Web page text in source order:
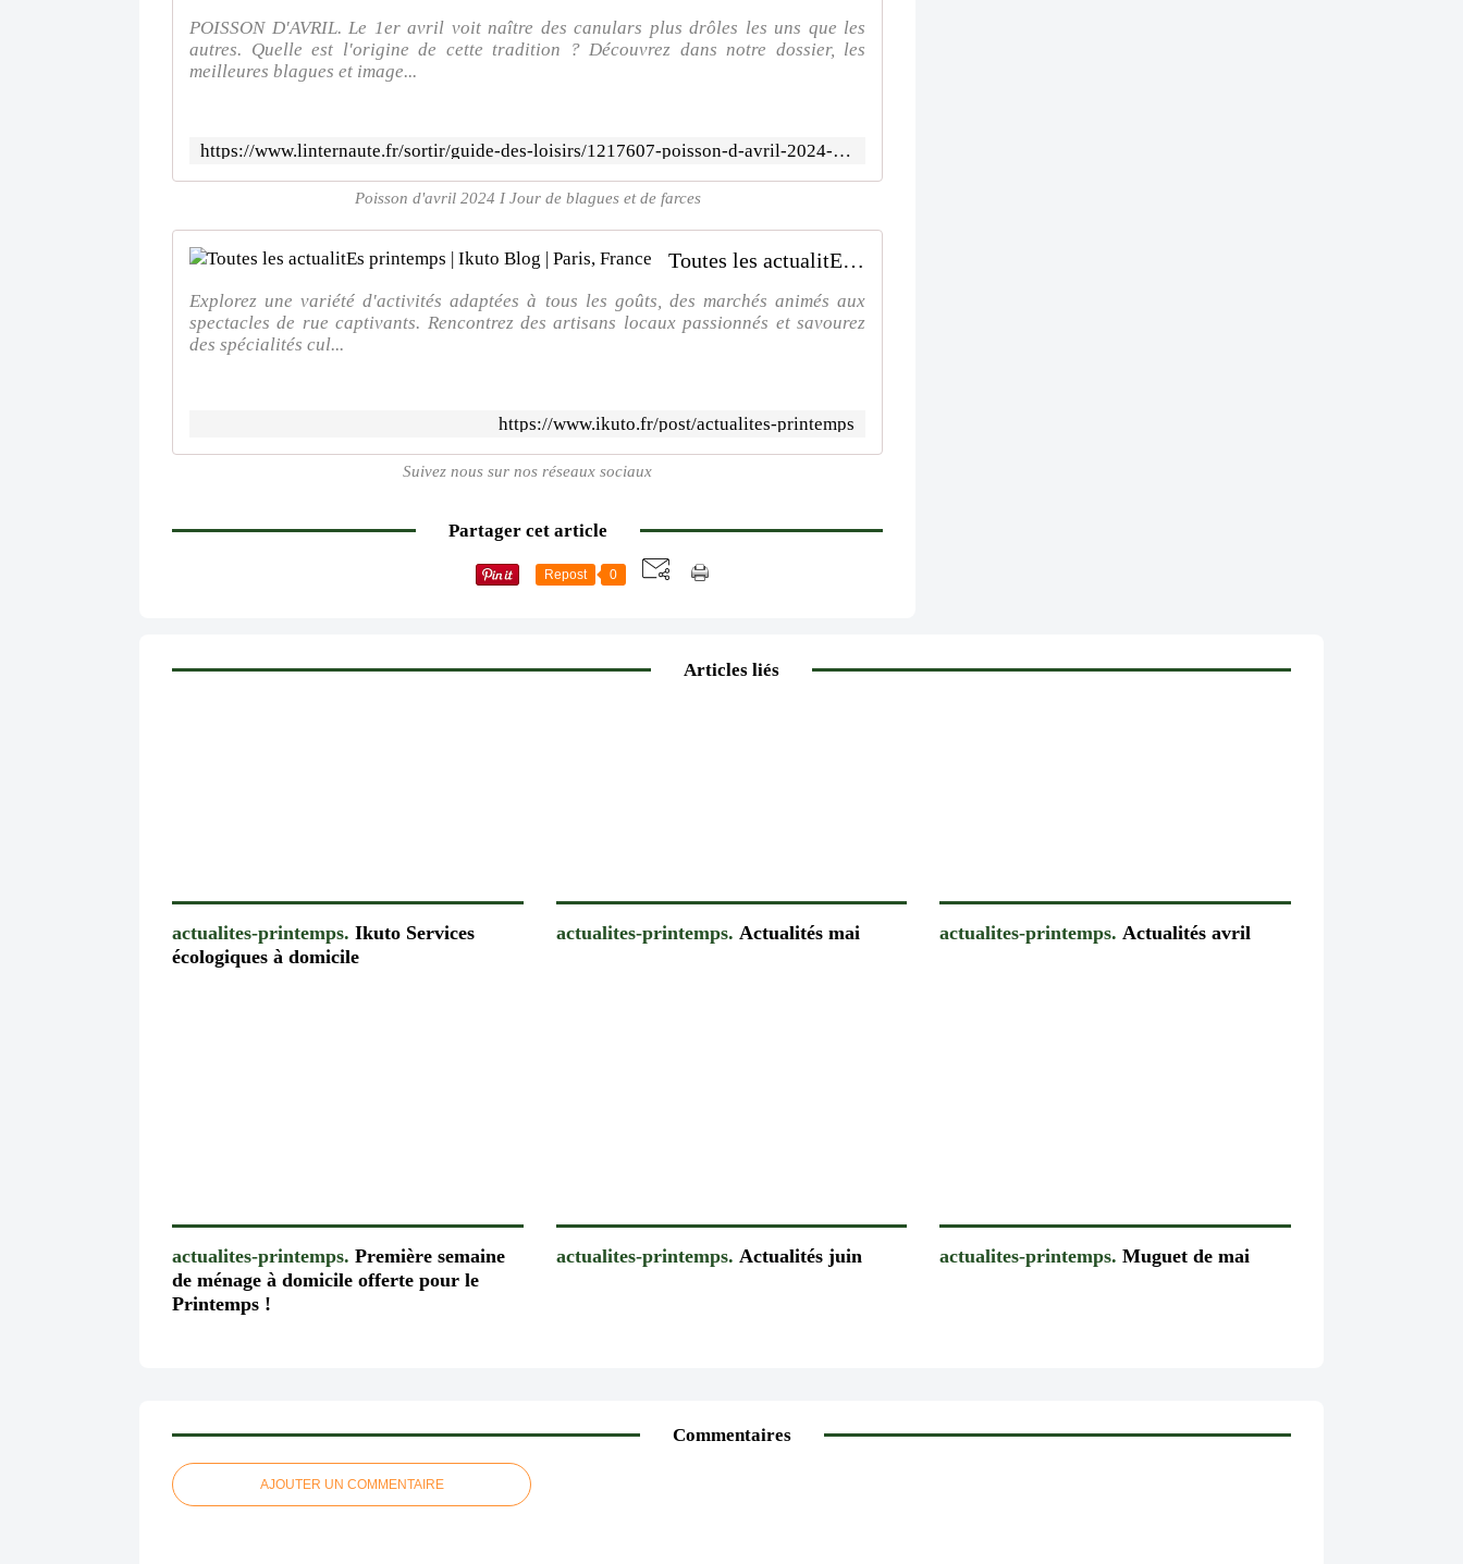
POISSON D'AVRIL. Le 1er avril voit naître des canulars plus drôles les uns que les
autres. Quelle est l'origine de cette tradition ? Découvrez dans notre dossier, les
meilleures blagues et image...
https://www.linternaute.fr/sortir/guide-des-loisirs/1217607-poisson-d-avril-2024-origine-blagues-et-dessins-du-1er-avril/
Poisson d'avril 2024 I Jour de blagues et de farces
Toutes les actualitEs printemps | Ikuto Blog | Paris, France
Explorez une variété d'activités adaptées à tous les goûts, des marchés animés aux
spectacles de rue captivants. Rencontrez des artisans locaux passionnés et savourez
des spécialités cul...
https://www.ikuto.fr/post/actualites-printemps
Suivez nous sur nos réseaux sociaux
Partager cet article
Repost 0
Articles liés
actualites-printemps. Ikuto Services
écologiques à domicile
actualites-printemps. Actualités mai actualites-printemps. Actualités avril
actualites-printemps. Première semaine
de ménage à domicile offerte pour le
Printemps !
actualites-printemps. Actualités juin actualites-printemps. Muguet de mai
Commentaires
AJOUTER UN COMMENTAIRE